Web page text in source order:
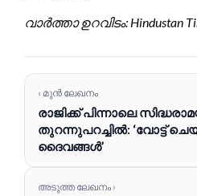
വാർത്താ ഉറവിടം: Hindustan
‹ മുൻ ലേഖനം
രാജിക്ക് പിന്നാലെ
തുറന്നുപറച്ചിൽ: ‘വോട്ട്
ദൈവങ്ങൾ’
അടുത്ത ലേഖനം ›